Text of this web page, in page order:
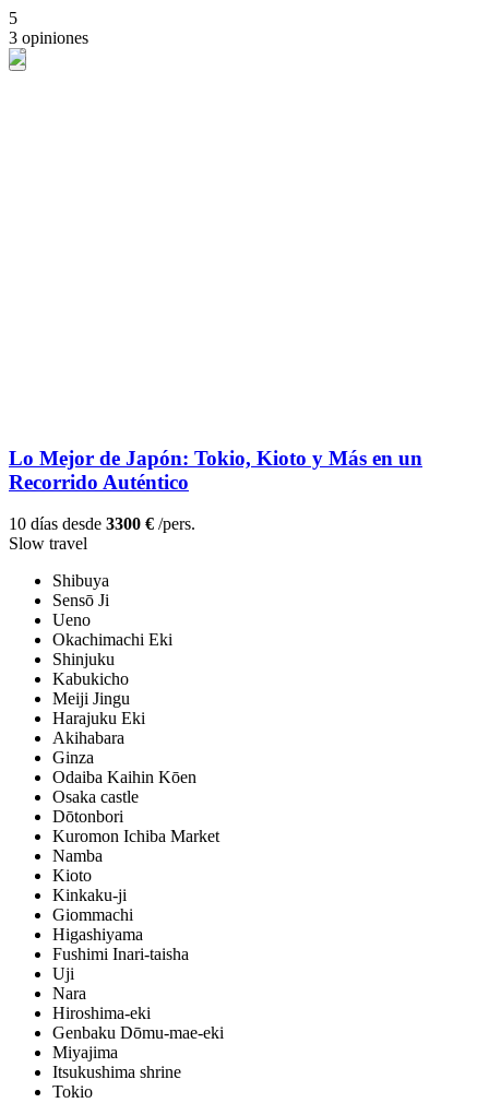
5
3 opiniones
Lo Mejor de Japón: Tokio, Kioto y Más en un
Recorrido Auténtico
10 días desde 3300 € /pers.
Slow travel
Shibuya
Sensō Ji
Ueno
Okachimachi Eki
Shinjuku
Kabukicho
Meiji Jingu
Harajuku Eki
Akihabara
Ginza
Odaiba Kaihin Kōen
Osaka castle
Dōtonbori
Kuromon Ichiba Market
Namba
Kioto
Kinkaku-ji
Giommachi
Higashiyama
Fushimi Inari-taisha
Uji
Nara
Hiroshima-eki
Genbaku Dōmu-mae-eki
Miyajima
Itsukushima shrine
Tokio